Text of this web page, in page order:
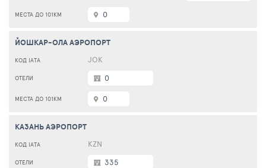
0
ЙОШКАР-ОЛА АЭРОПОРТ
JOK
0
0
КАЗАНЬ АЭРОПОРТ
KZN
335